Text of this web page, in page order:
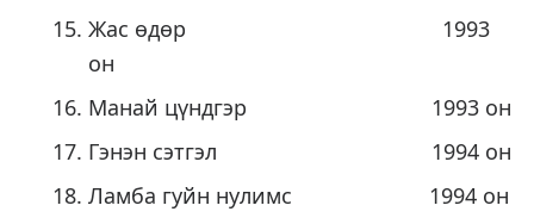
Жас өдөр 1993
он
Манай цүндгэр 1993 он
Гэнэн сэтгэл 1994 он
Ламба гуйн нулимс 1994 он